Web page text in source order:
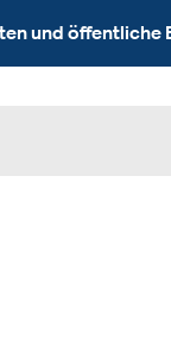
und öffentliche